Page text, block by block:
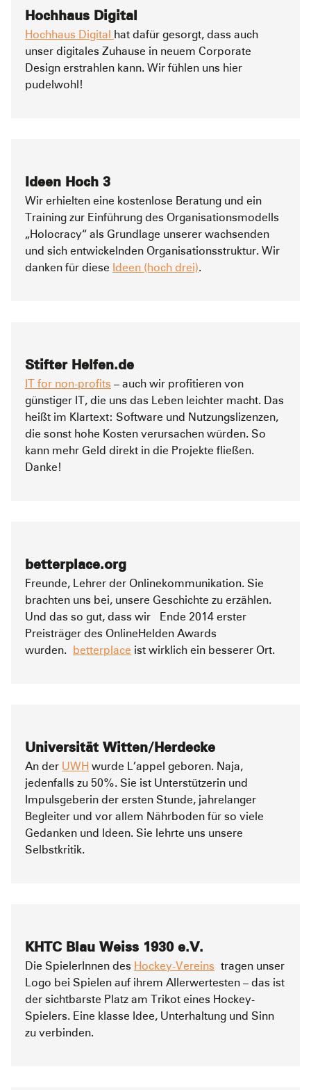
Hochhaus Digital
Hochhaus Digital
hat dafür gesorgt, dass auch
unser digitales Zuhause in neuem Corporate
Design erstrahlen kann. Wir fühlen uns hier
pudelwohl!
Ideen Hoch 3
Wir erhielten eine kostenlose Beratung und ein
Training zur Einführung des Organisationsmodells
„Holocracy“ als Grundlage unserer wachsenden
und sich entwickelnden Organisationsstruktur. Wir
danken für diese Ideen (hoch drei).
Stifter Helfen.de
IT for non-profits – auch wir profitieren von
günstiger IT, die uns das Leben leichter macht. Das
heißt im Klartext: Software und Nutzungslizenzen,
die sonst hohe Kosten verursachen würden. So
kann mehr Geld direkt in die Projekte fließen.
Danke!
betterplace.org
Freunde, Lehrer der Onlinekommunikation. Sie
brachten uns bei, unsere Geschichte zu erzählen.
Und das so gut, dass wir Ende 2014 erster
Preisträger des OnlineHelden Awards
wurden.
betterplace ist wirklich ein besserer Ort.
Universität Witten/Herdecke
An der UWH wurde L’appel geboren. Naja,
jedenfalls zu 50%. Sie ist Unterstützerin und
Impulsgeberin der ersten Stunde, jahrelanger
Begleiter und vor allem Nährboden für so viele
Gedanken und Ideen. Sie lehrte uns unsere
Selbstkritik.
KHTC Blau Weiss 1930 e.V.
Die SpielerInnen des Hockey-Vereins tragen unser
Logo bei Spielen auf ihrem Allerwertesten – das ist
der sichtbarste Platz am Trikot eines Hockey-
Spielers. Eine klasse Idee, Unterhaltung und Sinn
zu verbinden.